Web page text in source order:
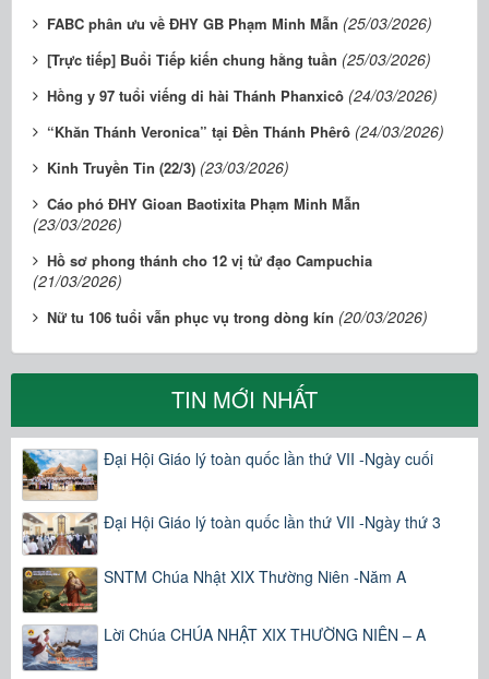
FABC phân ưu về ĐHY GB Phạm Minh Mẫn (25/03/2026)
[Trực tiếp] Buổi Tiếp kiến chung hằng tuần (25/03/2026)
Hồng y 97 tuổi viếng di hài Thánh Phanxicô (24/03/2026)
“Khăn Thánh Veronica” tại Đền Thánh Phêrô (24/03/2026)
Kinh Truyền Tin (22/3) (23/03/2026)
Cáo phó ĐHY Gioan Baotixita Phạm Minh Mẫn
(23/03/2026)
Hồ sơ phong thánh cho 12 vị tử đạo Campuchia
(21/03/2026)
Nữ tu 106 tuổi vẫn phục vụ trong dòng kín (20/03/2026)
TIN MỚI NHẤT
Đại Hội Giáo lý toàn quốc lần thứ VII -Ngày cuối
Đại Hội Giáo lý toàn quốc lần thứ VII -Ngày thứ 3
SNTM Chúa Nhật XIX Thường Niên -Năm A
Lời Chúa CHÚA NHẬT XIX THƯỜNG NIÊN – A